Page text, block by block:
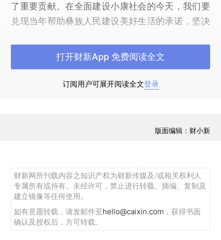
了重要贡献。在全面建设小康社会的今天，我们要
兑现当年帮助彝族人民建设美好生活的承诺，坚决
汪洋强调，民族地区脱贫攻坚是一项长期的、艰
推进。短期要瞄准建档立卡贫困户，着力解决突出
贫困人口“两不愁、三保障”。与此同时，要着眼长
制约民族地区脱贫的顽症痼疾。地方各级党委政府
要对辖区内少数民族和民族区域的脱贫攻坚承担主
体责任，加大扶贫投入，强化工作落实。坚持扶
贫、扶志、扶智三位一体，倡导现代文明理念和生
订阅用户可展开阅读全文登录
打开财新App 免费阅读全文
版面编辑：财小新
财新网所刊载内容之知识产权为财新传媒及/或相关权利人
专属所有或持有。未经许可，禁止进行转载、摘编、复制及
建立镜像等任何使用。
如有意愿转载，请发邮件至hello@caixin.com ，获得书面
确认及授权后，方可转载。